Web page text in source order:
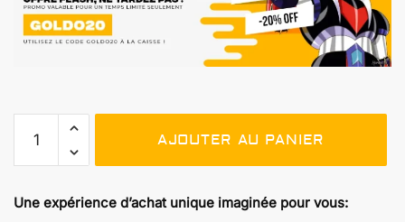
Chaussettes
Mazinger
AJOUTER AU PANIER
Une expérience d’achat unique imaginée pour vous: